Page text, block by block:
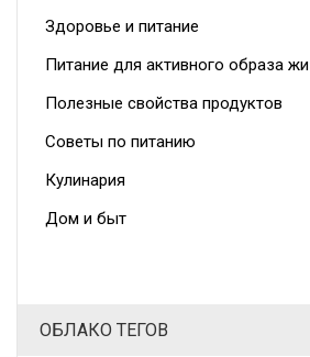
Здоровье и питание
Питание для активного образа
Полезные свойства продуктов
Советы по питанию
Кулинария
Дом и быт
ОБЛАКО ТЕГОВ